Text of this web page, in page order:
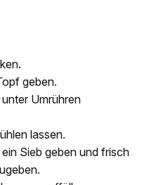
geben.
Umrühren
lassen.
Sieb geben und frisch